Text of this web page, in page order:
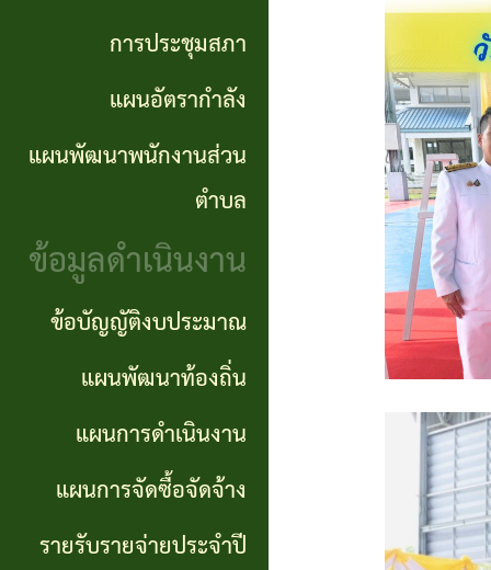
ข่าว
จัด
ซื้อ
จ้าง
ภาค
รัฐ
(e-
GP)
คู่มือ
การ
แผนการ
จัดซื้อ
ราย
จ่าย
ประจำ
ปี
รายงาน
ผลการ
ดำเนิน
หน้าที่
โครงสร้าง
องค์กร
/
กิจกรรม
การ
ประชุม
สภา
แผน
การประชุมสภา
แผนอัตรากำลัง
แผนพัฒนาพนักงานส่วน
ตำบล
ข้อมูลดำเนินงาน
ข้อบัญญัติงบประมาณ
แผนพัฒนาท้องถิ่น
แผนการดำเนินงาน
แผนการจัดซื้อจัดจ้าง
รายรับรายจ่ายประจำปี